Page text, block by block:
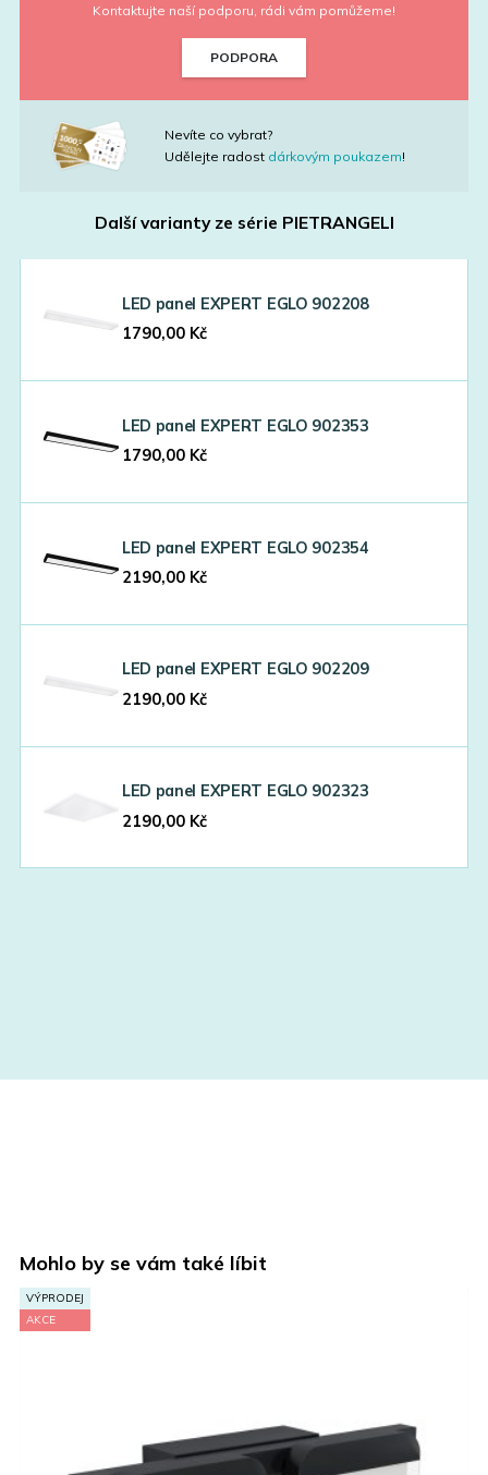
Kontaktujte naší podporu, rádi vám pomůžeme!
PODPORA
Nevíte co vybrat?
Udělejte radost dárkovým poukazem!
Další varianty ze série PIETRANGELI
LED panel EXPERT EGLO 902208
1790,00 Kč
LED panel EXPERT EGLO 902353
1790,00 Kč
LED panel EXPERT EGLO 902354
2190,00 Kč
LED panel EXPERT EGLO 902209
2190,00 Kč
LED panel EXPERT EGLO 902323
2190,00 Kč
Mohlo by se vám také líbit